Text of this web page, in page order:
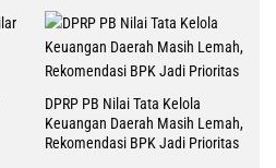
DPRP PB Nilai Tata Kelola
Keuangan Daerah Masih Lemah,
Rekomendasi BPK Jadi Prioritas